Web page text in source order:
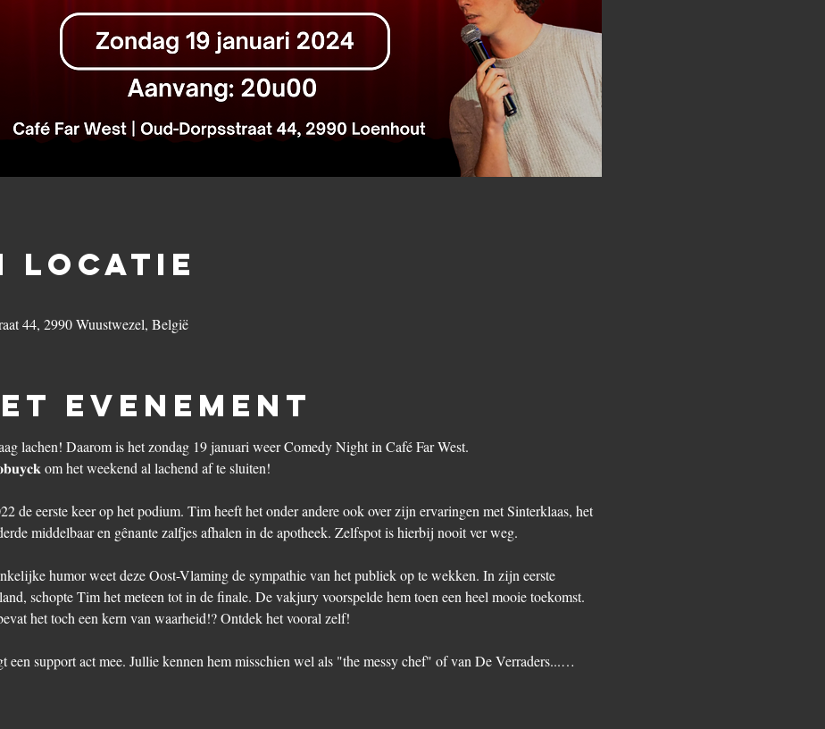
locatie
44, 2990 Wuustwezel, België
evenement
lachen! Daarom is het zondag 19 januari weer Comedy Night in Café Far West.
om het weekend al lachend af te sluiten!
de eerste keer op het podium. Tim heeft het onder andere ook over zijn ervaringen met Sinterklaas, het
middelbaar en gênante zalfjes afhalen in de apotheek. Zelfspot is hierbij nooit ver weg.
humor weet deze Oost-Vlaming de sympathie van het publiek op te wekken. In zijn eerste
schopte Tim het meteen tot in de finale. De vakjury voorspelde hem toen een heel mooie toekomst.
het toch een kern van waarheid!? Ontdek het vooral zelf!
een support act mee. Jullie kennen hem misschien wel als "the messy chef" of van De Verraders...…